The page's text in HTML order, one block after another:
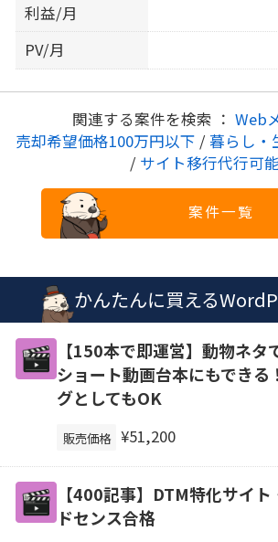
利益/月
PV/月
関連する案件を検索 ： Web
売却希望価格100万円以下 / 暮らし・
/ サイト移行代行可
案件一覧
かんたんに買える
【150本で即運営】動物ネタ
ショート動画台本にもできる
グとしてもOK
販売価格 ¥51,200
【400記事】DTM特化サイ
ドセンス合格